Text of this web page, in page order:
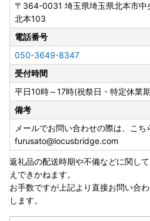
〒364-0031 埼玉県埼玉県北本市
北本103
電話番号
050-3649-8347
受付時間
平日10時～17時(祝祭日・特定休業
備考
メールでお問い合わせの際は、こち
furusato@locusbridge.com
返礼品の配送時期や不備などに関し
えできかねます。
お手数ですが上記より直接お問い合
します。